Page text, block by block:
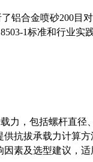
合金喷砂200目对
1标准和行业实
力，包括螺杆直径
供抗拔承载力计算
素及选型建议，适